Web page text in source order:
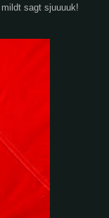
sagt sjuuuuk!